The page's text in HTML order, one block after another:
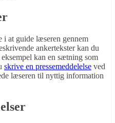
i at guide læseren gennem
ankertekster kan du
kan en sætning som
skrive en pressemeddelelse ved
læseren til nyttig information